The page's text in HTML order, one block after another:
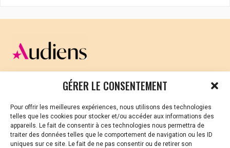
GÉRER LE CONSENTEMENT
Pour offrir les meilleures expériences, nous utilisons des technologies
telles que les cookies pour stocker et/ou accéder aux informations des
appareils. Le fait de consentir à ces technologies nous permettra de
traiter des données telles que le comportement de navigation ou les ID
uniques sur ce site. Le fait de ne pas consentir ou de retirer son
CELLULE D’ÉCOUTE ET DE SOUTIEN PSYCHOLOGIQUE ET
Vous avez été témoin ou vous êtes victime de VSS ? Ou
vous êtes référent·es harcèlement en besoin de soutien
ou d’informations ?